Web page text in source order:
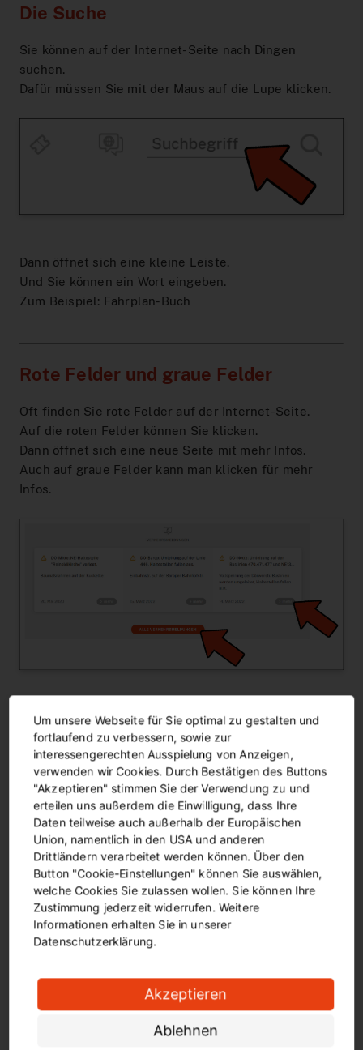
Die Suche
Sie können auf der Internet-Seite nach Dingen
suchen.
Dafür müssen Sie mit der Maus auf die Lupe klicken.
Dann öffnet sich eine kleine Leiste.
Und Sie können ein Wort eingeben.
Zum Beispiel: Fahrplan-Buch
Rote Felder und graue Felder
Oft finden Sie rote Felder auf der Internet-Seite.
Auf die roten Felder können Sie klicken.
Dann öffnet sich eine neue Seite mit mehr Infos.
Auch auf graue Felder kann man klicken für mehr
Infos.
Links zu anderen Internet-Seiten
Es gibt Verlinkungen auf der Internet-Seite.
Sie können die Verlinkungen anklicken.
Dann öffnet sich eine neue Seite.
Dann bekommen Sie mehr Infos.
Bei Pfeilen nach rechts kommen Sie auf eine Seite
von www.bus-und-bahn.de.
Um unsere Webseite für Sie optimal zu gestalten und
fortlaufend zu verbessern, sowie zur
interessengerechten Ausspielung von Anzeigen,
verwenden wir Cookies. Durch Bestätigen des Buttons
"Akzeptieren" stimmen Sie der Verwendung zu und
erteilen uns außerdem die Einwilligung, dass Ihre
Daten teilweise auch außerhalb der Europäischen
Union, namentlich in den USA und anderen
Drittländern verarbeitet werden können. Über den
Button "Cookie-Einstellungen" können Sie auswählen,
welche Cookies Sie zulassen wollen. Sie können Ihre
Zustimmung jederzeit widerrufen. Weitere
Informationen erhalten Sie in unserer
Datenschutzerklärung.
Akzeptieren
Ablehnen